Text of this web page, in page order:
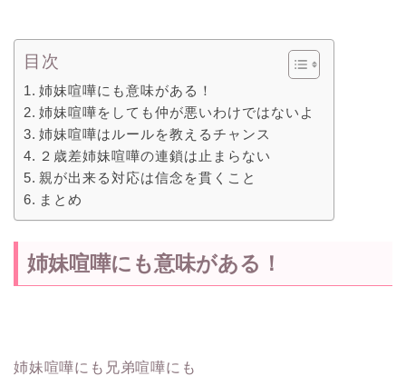
目次
姉妹喧嘩にも意味がある！
姉妹喧嘩をしても仲が悪いわけではないよ
姉妹喧嘩はルールを教えるチャンス
２歳差姉妹喧嘩の連鎖は止まらない
親が出来る対応は信念を貫くこと
まとめ
姉妹喧嘩にも意味がある！
姉妹喧嘩にも兄弟喧嘩にも